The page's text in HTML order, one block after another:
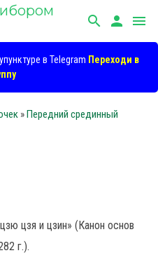
search person menu
в Telegram Переходи в
»Передний срединный
цзя и цзин» (Канон основ
г.).